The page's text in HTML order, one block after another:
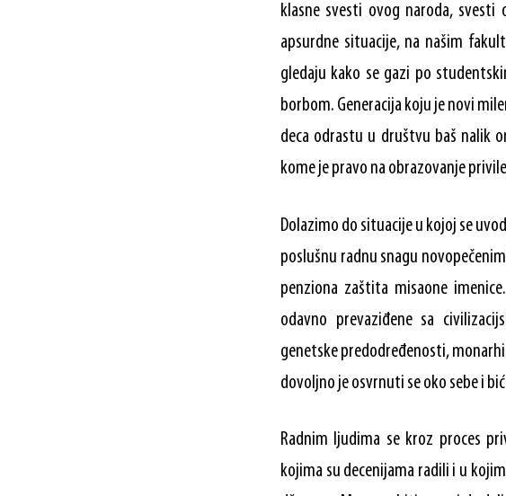
klasne svesti ovog naroda,
apsurdne situacije, na našim
gledaju kako se gazi po
borbom. Generacija koju je novi
deca odrastu u društvu baš nalik
kome je pravo na obrazovanje
Dolazimo do situacije u kojoj se
poslušnu radnu snagu
penziona zaštita misaone
odavno prevaziđene sa
genetske predodređenosti,
dovoljno je osvrnuti se oko sebe i
Radnim ljudima se kroz proces
kojima su decenijama radili i u